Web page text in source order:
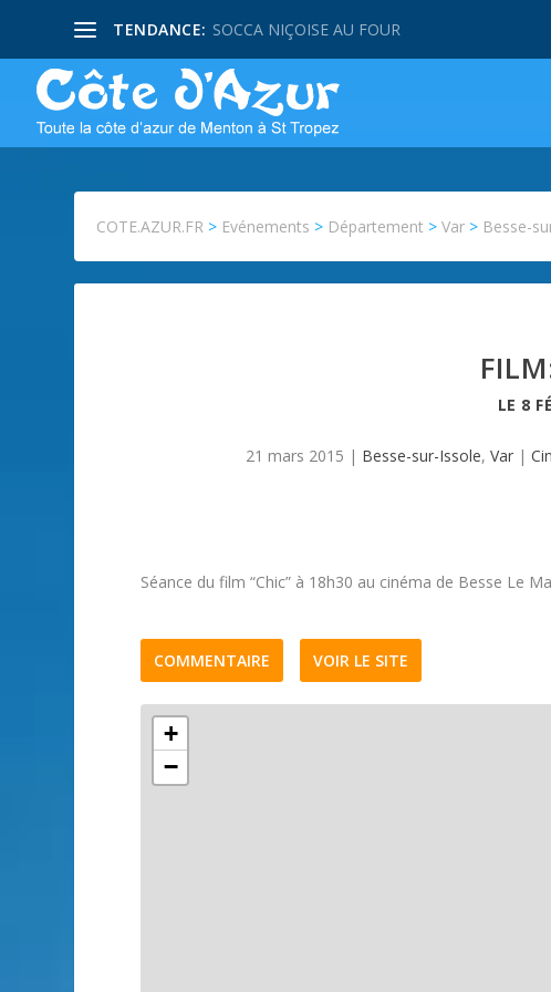
TENDANCE: SOCCA NIÇOISE AU FOUR
COTE.AZUR.FR > Evénements > Département >Var > Besse-
LE 8
21 mars 2015 | Besse-sur-Issole, Var|
Séance du film “Chic” à 18h30 au cinéma de Besse Le
COMMENTAIRE VOIR LE SITE
+
−